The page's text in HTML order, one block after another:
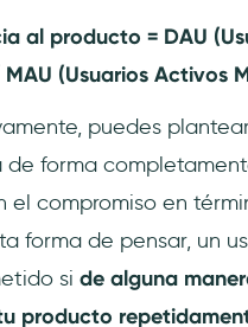
al producto = DAU
(Usuarios Activos
puedes
de forma
el compromiso en
forma de pensar, un
si de alguna
producto